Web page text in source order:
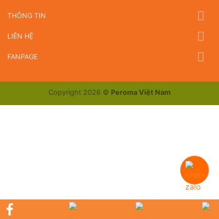
THÔNG TIN
LIÊN HỆ
FANPAGE
Copyright 2026 © Peroma Việt Nam